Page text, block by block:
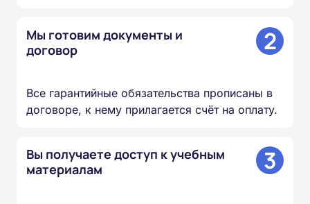
Мы готовим документы и
договор
2
Все гарантийные обязательства прописаны в
договоре, к нему прилагается счёт на оплату.
Вы получаете доступ к учебным
материалам
3